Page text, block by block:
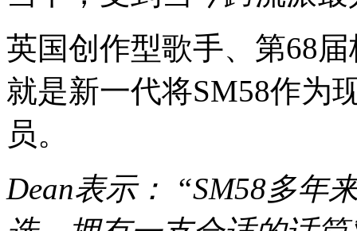
英国创作型歌手、第68
就是新一代将SM58作为
员。
Dean表示： “SM58多年